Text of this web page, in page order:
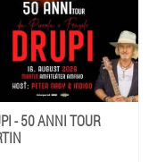
- 50 ANNI TOUR